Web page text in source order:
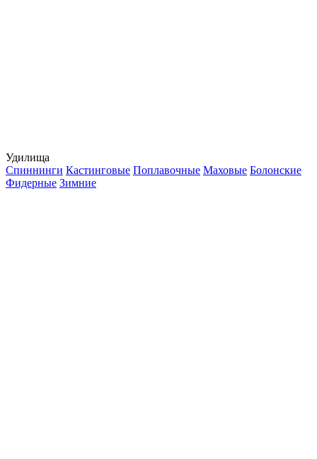
Удилища
Спиннинги Кастинговые Поплавочные Маховые Болонские
Фидерные Зимние